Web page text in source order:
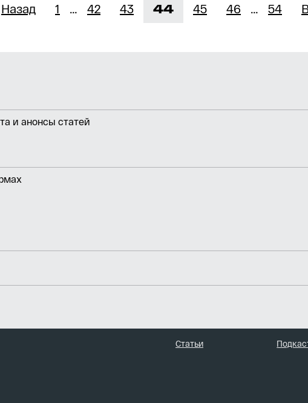
Назад 1 … Страница
42 Страница
43 Страница
44 Страница
45 Страница
46 … 54
и анонсы статей
Статьи